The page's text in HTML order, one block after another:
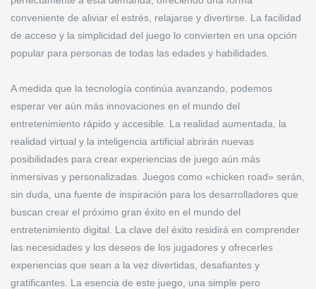
conveniente de aliviar el estrés, relajarse y divertirse. La facilidad
de acceso y la simplicidad del juego lo convierten en una opción
popular para personas de todas las edades y habilidades.
A medida que la tecnología continúa avanzando, podemos
esperar ver aún más innovaciones en el mundo del
entretenimiento rápido y accesible. La realidad aumentada, la
realidad virtual y la inteligencia artificial abrirán nuevas
posibilidades para crear experiencias de juego aún más
inmersivas y personalizadas. Juegos como «chicken road» serán,
sin duda, una fuente de inspiración para los desarrolladores que
buscan crear el próximo gran éxito en el mundo del
entretenimiento digital. La clave del éxito residirá en comprender
las necesidades y los deseos de los jugadores y ofrecerles
experiencias que sean a la vez divertidas, desafiantes y
gratificantes. La esencia de este juego, una simple pero